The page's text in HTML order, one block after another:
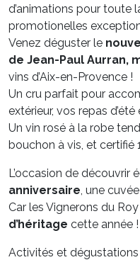
d’animations pour toute
promotionelles
Venez déguster le
de Jean-Paul Aurran,
vins d’Aix-en-Provence !
Un cru parfait pour
extérieur, vos repas
Un vin rosé à la robe
bouchon à vis, et certifié
L’occasion de découvrir
anniversaire, une
Car les Vignerons du
d’héritage cette année !
Activités et dégustations